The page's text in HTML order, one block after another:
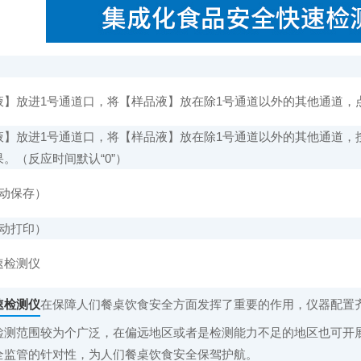
1号通道口，将【样品液】放在除1号通道以外的其他通道，
1号通道口，将【样品液】放在除1号通道以外的其他通道，
（反应时间默认“0”）
存）
印）
测仪
检测仪在保障人们餐桌饮食安全方面发挥了重要的作用，仪器配
范围较为个广泛，在偏远地区或者是检测能力不足的地区也可
管的针对性，为人们餐桌饮食安全保驾护航。